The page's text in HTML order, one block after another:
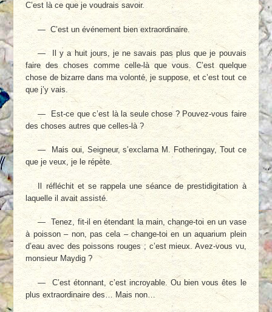
C’est là ce que je voudrais savoir.
— C’est un événement bien extraordinaire.
— Il y a huit jours, je ne savais pas plus que je pouvais
faire des choses comme celle-là que vous. C’est quelque
chose de bizarre dans ma volonté, je suppose, et c’est tout ce
que j’y vais.
— Est-ce que c’est là la seule chose ? Pou­vez-vous faire
des choses autres que celles-là ?
— Mais oui, Seigneur, s’exclama M. Fothe­ringay, Tout ce
que je veux, je le répète.
Il réfléchit et se rappela une séance de prestidigitation à
laquelle il avait assisté.
— Tenez, fit-il en étendant la main, change-toi en un vase
à poisson – non, pas cela – change-toi en un aquarium plein
d’eau avec des poissons rouges ; c’est mieux. Avez-vous vu,
monsieur Maydig ?
— C’est étonnant, c’est incroyable. Ou bien vous êtes le
plus extraordinaire des… Mais non…